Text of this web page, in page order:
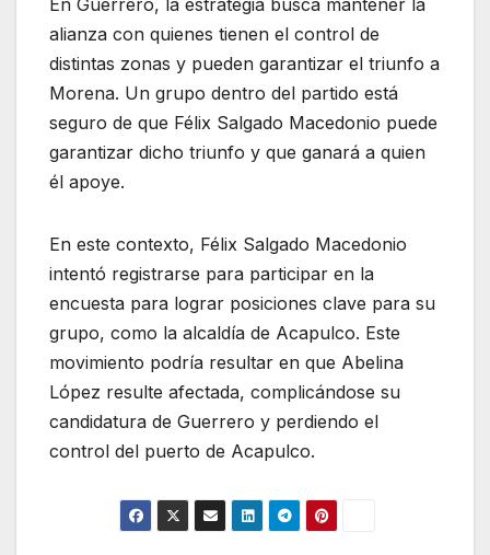
alianza con quienes tienen el control de
distintas zonas y pueden garantizar el triunfo a
Morena. Un grupo dentro del partido está
seguro de que Félix Salgado Macedonio puede
garantizar dicho triunfo y que ganará a quien
él apoye.
En este contexto, Félix Salgado Macedonio
intentó registrarse para participar en la
encuesta para lograr posiciones clave para su
grupo, como la alcaldía de Acapulco. Este
movimiento podría resultar en que Abelina
López resulte afectada, complicándose su
candidatura de Guerrero y perdiendo el
control del puerto de Acapulco.